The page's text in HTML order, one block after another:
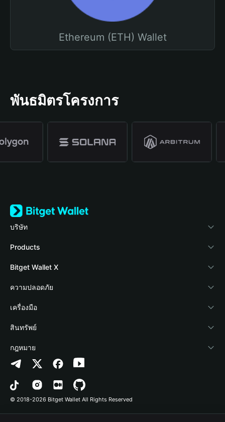
Ethereum (ETH) Wallet
พันธมิตรโครงการ
บริษัท
เกี่ยวกับ Bitget Wallet
Blog
Academy
ข่าวสารด้านคริปโต
ศูนย์ช่วยเหลือ
ติดต่อเรา
ทรัพยากรข้อมูลของแบรนด์
อาชีพ
Products
Crypto Card
Stablecoin Earn
Payfi Crypto
Crypto Swap API
Altcoin Season Index
Prediction Markets
DApp
Bitget Wallet X
นักพัฒนา
เชื่อมต่อ Wallet
Bitget Wallet Pay
ลิสต์โปรเจกต์
ความปลอดภัย
Protection Fund
เทคโนโลยีความปลอดภัย
เครื่องมือ
ซื้อคริปโต
การตรวจจับการอนุญาต
การตรวจจับสัญญา
การโอนเป็นชุด
สินทรัพย์
Arbitrum
Avalanche
Bitcoin
กฎหมาย
นโยบายความเป็นส่วนตัว
ข้อตกลงในการใช้บริการ
© 2018-2026 Bitget Wallet All Rights Reserved